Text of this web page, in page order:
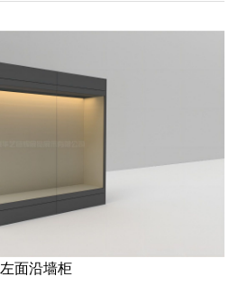
左面沿墙柜